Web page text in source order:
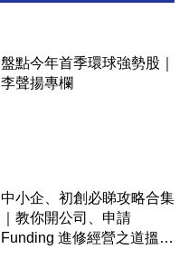
盤點今年首季環球強勢股｜
李聲揚專欄
中小企、初創必睇攻略合集
｜教你開公司、申請
Funding 進修經營之道搵大